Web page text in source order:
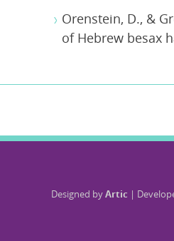
Orenstein, D., &
of Hebrew besax
Designed byArtic |